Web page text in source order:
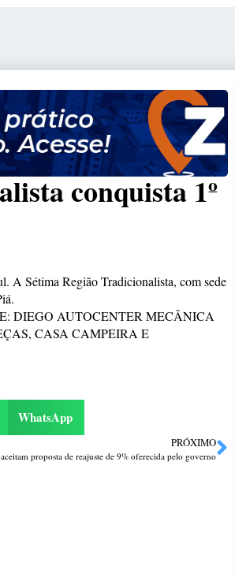
conquista 1º
A Sétima Região Tradicionalista, com sede
DIEGO AUTOCENTER MECÂNICA
CASA CAMPEIRA E
WhatsApp
PRÓXIMO
proposta de reajuste de 9% oferecida pelo governo